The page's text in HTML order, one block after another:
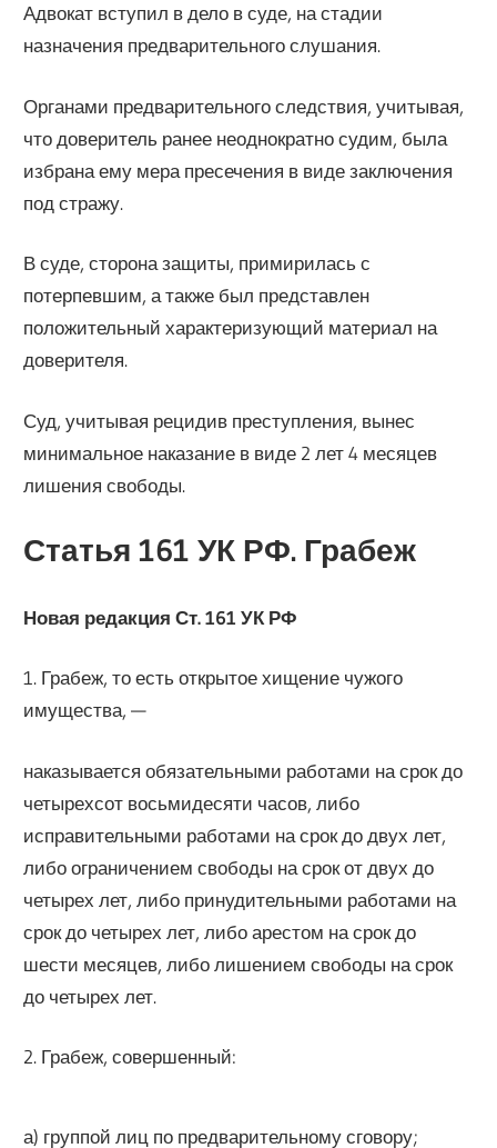
Адвокат вступил в дело в суде, на стадии
назначения предварительного слушания.
Органами предварительного следствия, учитывая,
что доверитель ранее неоднократно судим, была
избрана ему мера пресечения в виде заключения
под стражу.
В суде, сторона защиты, примирилась с
потерпевшим, а также был представлен
положительный характеризующий материал на
доверителя.
Суд, учитывая рецидив преступления, вынес
минимальное наказание в виде 2 лет 4 месяцев
лишения свободы.
Статья 161 УК РФ. Грабеж
Новая редакция Ст. 161 УК РФ
1. Грабеж, то есть открытое хищение чужого
имущества, —
наказывается обязательными работами на срок до
четырехсот восьмидесяти часов, либо
исправительными работами на срок до двух лет,
либо ограничением свободы на срок от двух до
четырех лет, либо принудительными работами на
срок до четырех лет, либо арестом на срок до
шести месяцев, либо лишением свободы на срок
до четырех лет.
2. Грабеж, совершенный:
а) группой лиц по предварительному сговору;